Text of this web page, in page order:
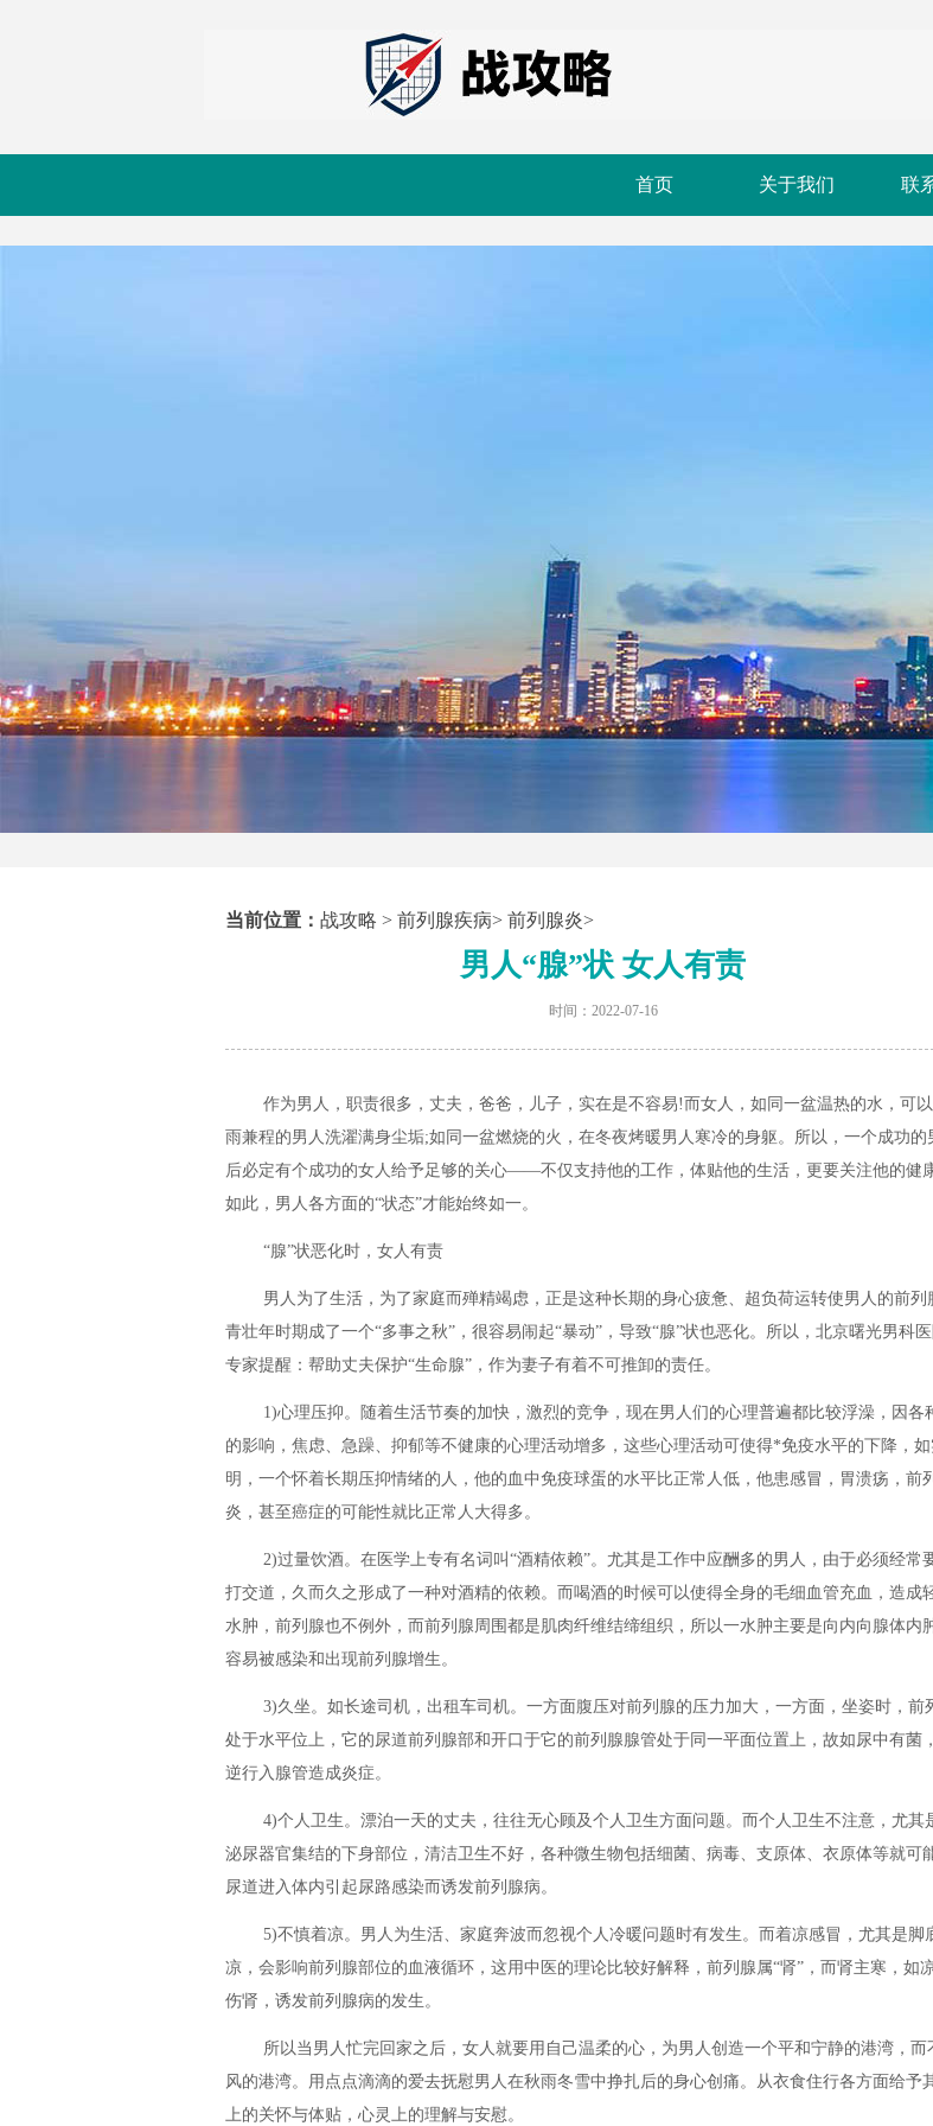
首页 关于我们 联
当前位置： 战攻略 > 前列腺疾病> 前列腺炎>
男人“腺”状 女人有责
时间：2022-07-16
作为男人，职责很多，丈夫，爸爸，儿子，实在是不容易!而女人，如同一盆温热的水，可
雨兼程的男人洗濯满身尘垢;如同一盆燃烧的火，在冬夜烤暖男人寒冷的身躯。所以，一个成功的
后必定有个成功的女人给予足够的关心——不仅支持他的工作，体贴他的生活，更要关注他的
如此，男人各方面的“状态”才能始终如一。
“腺”状恶化时，女人有责
男人为了生活，为了家庭而殚精竭虑，正是这种长期的身心疲惫、超负荷运转使男人的前列
青壮年时期成了一个“多事之秋”，很容易闹起“暴动”，导致“腺”状也恶化。所以，北京曙光男科
专家提醒：帮助丈夫保护“生命腺”，作为妻子有着不可推卸的责任。
1)心理压抑。随着生活节奏的加快，激烈的竞争，现在男人们的心理普遍都比较浮澡，因各
的影响，焦虑、急躁、抑郁等不健康的心理活动增多，这些心理活动可使得*免疫水平的下降，
明，一个怀着长期压抑情绪的人，他的血中免疫球蛋的水平比正常人低，他患感冒，胃溃疡，前
炎，甚至癌症的可能性就比正常人大得多。
2)过量饮酒。在医学上专有名词叫“酒精依赖”。尤其是工作中应酬多的男人，由于必须经常
打交道，久而久之形成了一种对酒精的依赖。而喝酒的时候可以使得全身的毛细血管充血，造成
水肿，前列腺也不例外，而前列腺周围都是肌肉纤维结缔组织，所以一水肿主要是向内向腺体内
容易被感染和出现前列腺增生。
3)久坐。如长途司机，出租车司机。一方面腹压对前列腺的压力加大，一方面，坐姿时，前
处于水平位上，它的尿道前列腺部和开口于它的前列腺腺管处于同一平面位置上，故如尿中有菌
逆行入腺管造成炎症。
4)个人卫生。漂泊一天的丈夫，往往无心顾及个人卫生方面问题。而个人卫生不注意，尤其
泌尿器官集结的下身部位，清洁卫生不好，各种微生物包括细菌、病毒、支原体、衣原体等就可
尿道进入体内引起尿路感染而诱发前列腺病。
5)不慎着凉。男人为生活、家庭奔波而忽视个人冷暖问题时有发生。而着凉感冒，尤其是脚
凉，会影响前列腺部位的血液循环，这用中医的理论比较好解释，前列腺属“肾”，而肾主寒，如
伤肾，诱发前列腺病的发生。
所以当男人忙完回家之后，女人就要用自己温柔的心，为男人创造一个平和宁静的港湾，而
风的港湾。用点点滴滴的爱去抚慰男人在秋雨冬雪中挣扎后的身心创痛。从衣食住行各方面给予
上的关怀与体贴，心灵上的理解与安慰。